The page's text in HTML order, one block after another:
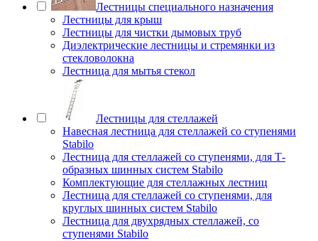
Лестницы специального назначения
Лестницы для крыш
Лестницы для чистки дымовых труб
Диэлектрические лестницы и стремянки из
стекловолокна
Лестница для мытья стекол
Лестницы для стеллажей
Навесная лестница для стеллажей со ступенями
Stabilo
Лестница для стеллажей со ступенями, для Т-
образных шинных систем Stabilo
Комплектующие для стеллажных лестниц
Лестница для стеллажей со ступенями, для
круглых шинных систем Stabilo
Лестница для двухрядных стеллажей, со
ступенями Stabilo